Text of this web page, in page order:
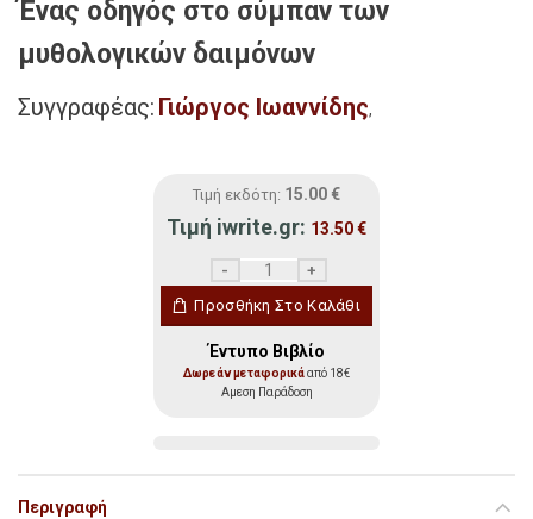
Ένας οδηγός στο σύμπαν των
μυθολογικών δαιμόνων
Συγγραφέας: Γιώργος Ιωαννίδης,
Τιμή εκδότη: 15.00 €
Τιμή iwrite.gr: 13.50€
Δαίμονες, Οι Σκοτεινοί Άγγελοι ποσότητα
Προσθήκη Στο Καλάθι
Έντυπο Βιβλίο
Δωρεάν μεταφορικάαπό 18€
Αμεση Παράδοση
Περιγραφή